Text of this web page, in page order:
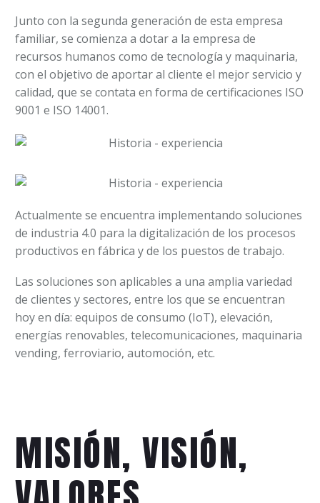
Junto con la segunda generación de esta empresa
familiar, se comienza a dotar a la empresa de
recursos humanos como de tecnología y maquinaria,
con el objetivo de aportar al cliente el mejor servicio y
calidad, que se contata en forma de certificaciones ISO
9001 e ISO 14001.
Actualmente se encuentra implementando soluciones
de industria 4.0 para la digitalización de los procesos
productivos en fábrica y de los puestos de trabajo.
Las soluciones son aplicables a una amplia variedad
de clientes y sectores, entre los que se encuentran
hoy en día: equipos de consumo (IoT), elevación,
energías renovables, telecomunicaciones, maquinaria
vending, ferroviario, automoción, etc.
MISIÓN, VISIÓN,